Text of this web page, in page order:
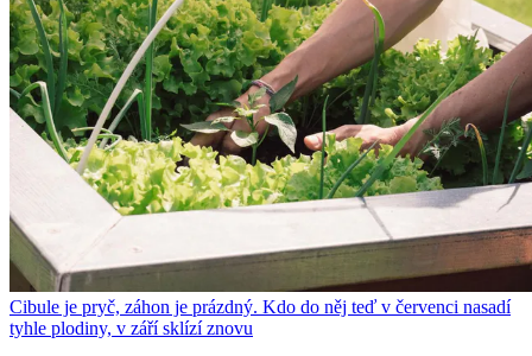
Cibule je pryč, záhon je prázdný. Kdo do něj teď v červenci nasadí
tyhle plodiny, v září sklízí znovu